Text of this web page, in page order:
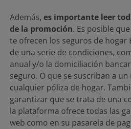
Además, es importante leer
de la promoción. Es posible
te ofrecen los seguros de hogar
de una serie de condiciones,
anual y/o la domiciliación
seguro. O que se suscriban a
cualquier póliza de hogar.
garantizar que se trata de una
la plataforma ofrece todas las
web como en su pasarela de